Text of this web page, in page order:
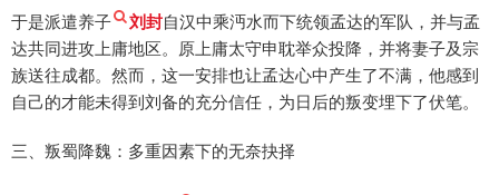
于是派遣养子
刘封自汉中乘沔水而下统领孟达的军队，并与孟
达共同进攻上庸地区。原上庸太守申耽举众投降，并将妻子及宗
族送往成都。然而，这一安排也让孟达心中产生了不满，他感到
自己的才能未得到刘备的充分信任，为日后的叛变埋下了伏笔。
三、叛蜀降魏：多重因素下的无奈抉择